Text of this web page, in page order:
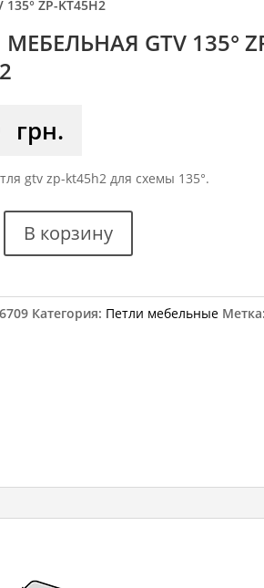
ZP-KT45H2
GTV 135°
грн.
gtv zp-kt45h2 для схемы 135°.
В корзину
Категория: Петли мебельные